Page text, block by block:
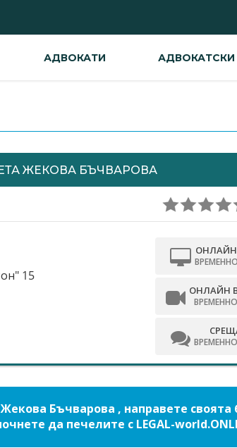
АДВОКАТИ
ЖЕКОВА БЪЧВАРОВА
15
ОНЛАЙН
Бъчварова , направете своята
да печелите с LEGAL-